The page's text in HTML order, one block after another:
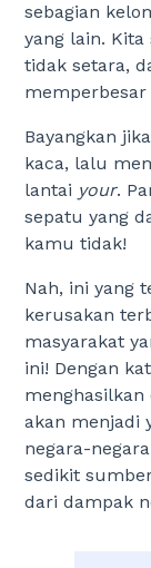
sebagian
yang lain.
tidak setara,
Bayangkan
kaca, lalu
lantai your.
sepatu yang
kamu tidak!
Nah, ini yang
kerusakan
masyarakat
ini! Dengan
akan menjadi
negara-
sedikit
dari dampak